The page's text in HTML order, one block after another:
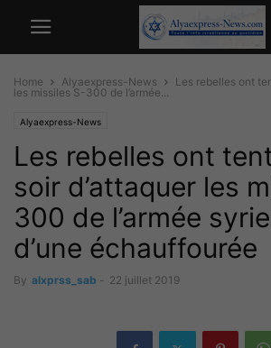
Home Alyaexpress-News
Les rebelles ont
les missiles S-300 de l’armée...
Alyaexpress-News
Les rebelles ont
soir d’attaquer les
300 de l’armée
d’une échauffourée
By alxprss_sab - 22 juillet 2019